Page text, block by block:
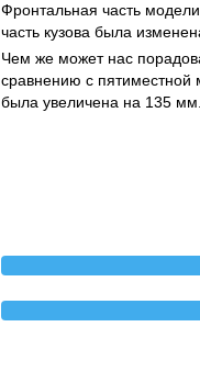
Фронтальная часть
часть кузова была
Чем же может нас
сравнению с пятиместной
была увеличена на 135 мм.